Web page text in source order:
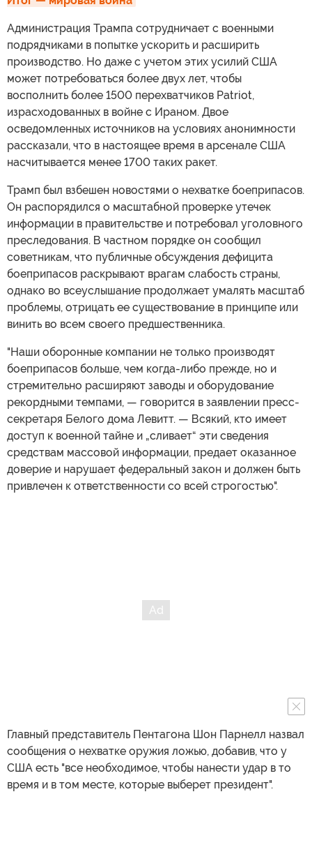
Администрация Трампа сотрудничает с военными
подрядчиками в попытке ускорить и расширить
производство. Но даже с учетом этих усилий США
может потребоваться более двух лет, чтобы
восполнить более 1500 перехватчиков Patriot,
израсходованных в войне с Ираном. Двое
осведомленных источников на условиях анонимности
рассказали, что в настоящее время в арсенале США
насчитывается менее 1700 таких ракет.
Трамп был взбешен новостями о нехватке боеприпасов.
Он распорядился о масштабной проверке утечек
информации в правительстве и потребовал уголовного
преследования. В частном порядке он сообщил
советникам, что публичные обсуждения дефицита
боеприпасов раскрывают врагам слабость страны,
однако во всеуслышание продолжает умалять масштаб
проблемы, отрицать ее существование в принципе или
винить во всем своего предшественника.
"Наши оборонные компании не только производят
боеприпасов больше, чем когда-либо прежде, но и
стремительно расширяют заводы и оборудование
рекордными темпами, — говорится в заявлении пресс-
секретаря Белого дома Левитт. — Всякий, кто имеет
доступ к военной тайне и „сливает“ эти сведения
средствам массовой информации, предает оказанное
доверие и нарушает федеральный закон и должен быть
привлечен к ответственности со всей строгостью".
Главный представитель Пентагона Шон Парнелл назвал
сообщения о нехватке оружия ложью, добавив, что у
США есть "все необходимое, чтобы нанести удар в то
время и в том месте, которые выберет президент".